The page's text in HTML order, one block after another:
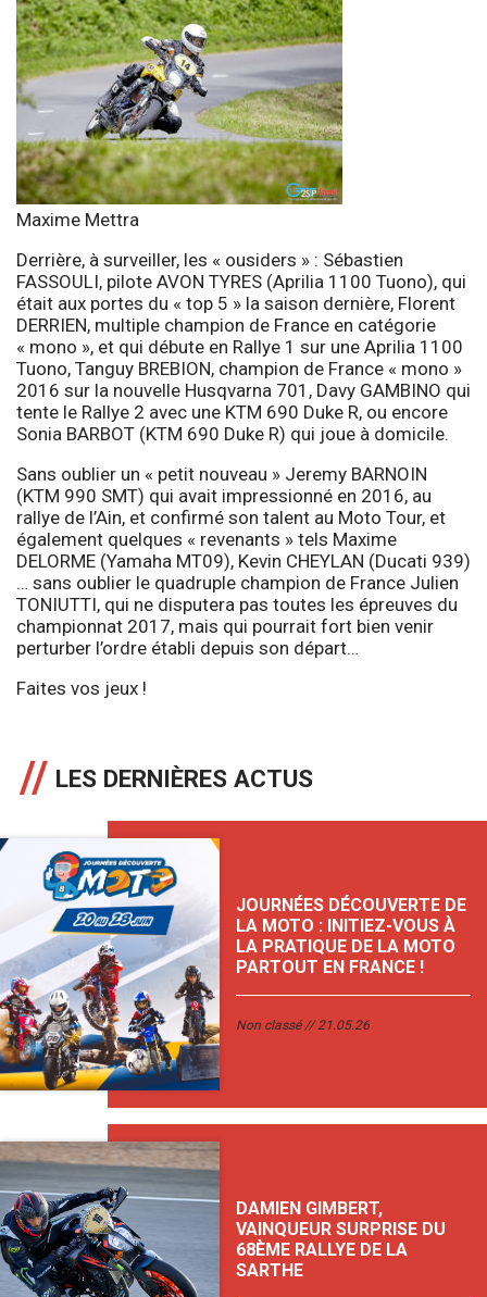
Maxime Mettra
Derrière, à surveiller, les « ousiders » : Sébastien
FASSOULI, pilote AVON TYRES (Aprilia 1100 Tuono), qui
était aux portes du « top 5 » la saison dernière, Florent
DERRIEN, multiple champion de France en catégorie
« mono », et qui débute en Rallye 1 sur une Aprilia 1100
Tuono, Tanguy BREBION, champion de France « mono »
2016 sur la nouvelle Husqvarna 701, Davy GAMBINO qui
tente le Rallye 2 avec une KTM 690 Duke R, ou encore
Sonia BARBOT (KTM 690 Duke R) qui joue à domicile.
Sans oublier un « petit nouveau » Jeremy BARNOIN
(KTM 990 SMT) qui avait impressionné en 2016, au
rallye de l’Ain, et confirmé son talent au Moto Tour, et
également quelques « revenants » tels Maxime
DELORME (Yamaha MT09), Kevin CHEYLAN (Ducati 939)
… sans oublier le quadruple champion de France Julien
TONIUTTI, qui ne disputera pas toutes les épreuves du
championnat 2017, mais qui pourrait fort bien venir
perturber l’ordre établi depuis son départ…
Faites vos jeux !
LES DERNIÈRES ACTUS
JOURNÉES DÉCOUVERTE DE
LA MOTO : INITIEZ-VOUS À
LA PRATIQUE DE LA MOTO
PARTOUT EN FRANCE !
Non classé 21.05.26
DAMIEN GIMBERT,
VAINQUEUR SURPRISE DU
68ÈME RALLYE DE LA
SARTHE